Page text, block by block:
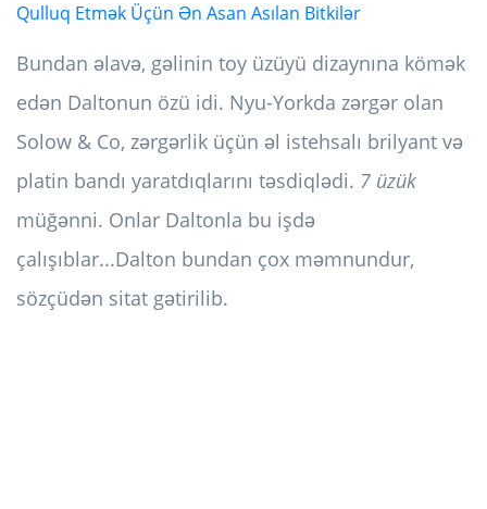
Qulluq Etmək Üçün Ən Asan Asılan Bitkilər
Bundan əlavə, gəlinin toy üzüyü dizaynına kömək
edən Daltonun özü idi. Nyu-Yorkda zərgər olan
Solow & Co, zərgərlik üçün əl istehsalı brilyant və
platin bandı yaratdıqlarını təsdiqlədi. 7 üzük
müğənni. Onlar Daltonla bu işdə
çalışıblar...Dalton bundan çox məmnundur,
sözçüdən sitat gətirilib.